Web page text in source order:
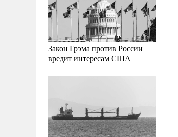
Закон Грэма против России
вредит интересам США